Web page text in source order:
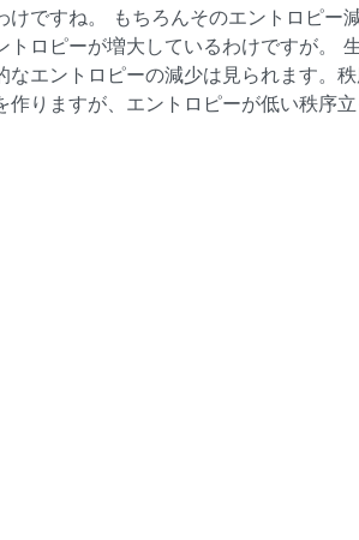
ですね。 もちろんそのエントロピー
ロピーが増大しているわけですが。
エントロピーの減少は見られます。
りますが、エントロピーが低い秩序